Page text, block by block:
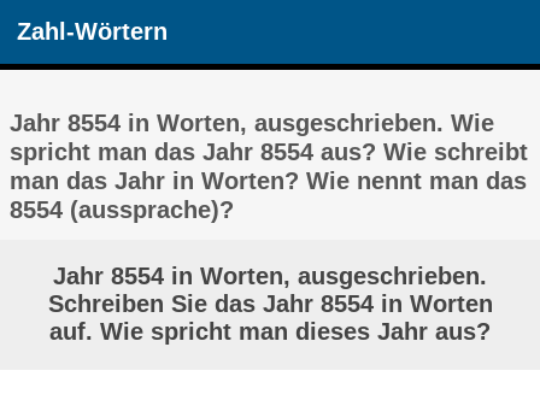
Zahl-Wörtern
Jahr 8554 in Worten, ausgeschrieben. Wie
spricht man das Jahr 8554 aus? Wie schreibt
man das Jahr in Worten? Wie nennt man das
8554 (aussprache)?
Jahr 8554 in Worten, ausgeschrieben.
Schreiben Sie das Jahr 8554 in Worten
auf. Wie spricht man dieses Jahr aus?